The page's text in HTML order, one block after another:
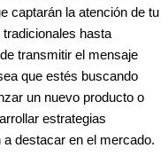
captarán la atención de tu
hasta
transmitir el mensaje
que estés buscando
un nuevo producto o
estrategias
destacar en el mercado.